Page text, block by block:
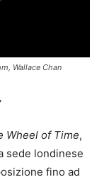
Wallace Chan
Wheel of Time,
sede londinese
fino ad